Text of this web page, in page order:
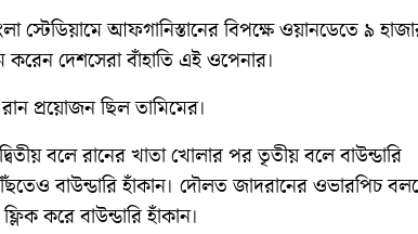
স্টেডিয়ামে আফগানিস্তানের বিপক্ষে ওয়ানডেতে ৯
দেশসেরা বাঁহাতি এই ওপেনার।
প্রয়োজন ছিল তামিমের।
বলে রানের খাতা খোলার পর তৃতীয় বলে বাউন্ডারি
বাউন্ডারি হাঁকান। দৌলত জাদরানের ওভারপিচ
করে বাউন্ডারি হাঁকান।